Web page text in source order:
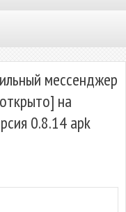
мессенджер
на
0.8.14 apk